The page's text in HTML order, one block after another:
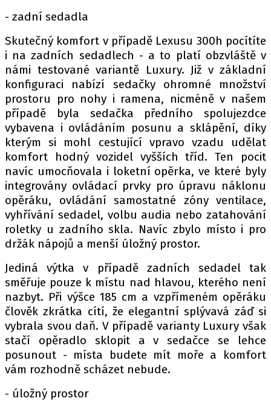
- zadní sedadla
Skutečný komfort v případě Lexusu 300h pocítíte
i na zadních sedadlech - a to platí obzvláště v
námi testované variantě Luxury. Již v základní
konfiguraci nabízí sedačky ohromné množství
prostoru pro nohy i ramena, nicméně v našem
případě byla sedačka předního spolujezdce
vybavena i ovládáním posunu a sklápění, díky
kterým si mohl cestující vpravo vzadu udělat
komfort hodný vozidel vyšších tříd. Ten pocit
navíc umocňovala i loketní opěrka, ve které byly
integrovány ovládací prvky pro úpravu náklonu
opěráku, ovládání samostatné zóny ventilace,
vyhřívání sedadel, volbu audia nebo zatahování
roletky u zadního skla. Navíc zbylo místo i pro
držák nápojů a menší úložný prostor.
Jediná výtka v případě zadních sedadel tak
směřuje pouze k místu nad hlavou, kterého není
nazbyt. Při výšce 185 cm a vzpřímeném opěráku
člověk zkrátka cítí, že elegantní splývavá záď si
vybrala svou daň. V případě varianty Luxury však
stačí opěradlo sklopit a v sedačce se lehce
posunout - místa budete mít moře a komfort
vám rozhodně scházet nebude.
- úložný prostor